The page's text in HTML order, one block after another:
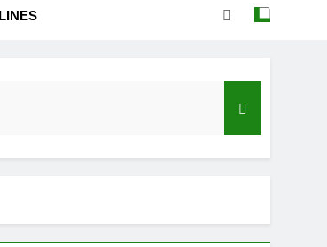
Sept-Nov 2025